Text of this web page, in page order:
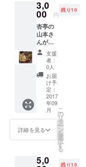
メッ
セージ
をお届
け
3,0
00 円
残り10
杏亭の
山本さ
んが開
業予定
のガン
プラカ
フェで
ガンプ
ラ作成
を体験
できま
す。 ガ
ンプラ
カフェ
は、ガ
ンプラ
る、
支援
者：
0人
お届
け予
定：
2017
年09
月
詳細を見る
こ
の
リ
タ
ー
ン
を
選
択
す
る
5,0 残り10